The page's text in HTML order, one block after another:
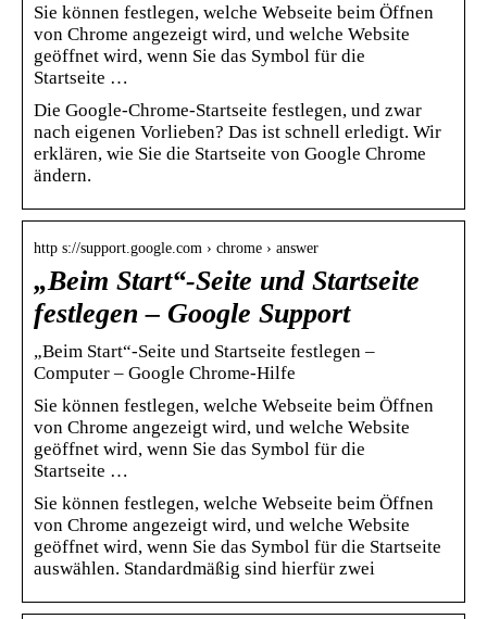
Sie können festlegen, welche Webseite beim Öffnen
von Chrome angezeigt wird, und welche Website
geöffnet wird, wenn Sie das Symbol für die
Startseite …
Die Google-Chrome-Startseite festlegen, und zwar
nach eigenen Vorlieben? Das ist schnell erledigt. Wir
erklären, wie Sie die Startseite von Google Chrome
ändern.
http s://support.google.com › chrome › answer
„Beim Start“-Seite und Startseite
festlegen – Google Support
„Beim Start“-Seite und Startseite festlegen –
Computer – Google Chrome-Hilfe
Sie können festlegen, welche Webseite beim Öffnen
von Chrome angezeigt wird, und welche Website
geöffnet wird, wenn Sie das Symbol für die
Startseite …
Sie können festlegen, welche Webseite beim Öffnen
von Chrome angezeigt wird, und welche Website
geöffnet wird, wenn Sie das Symbol für die Startseite
auswählen. Standardmäßig sind hierfür zwei